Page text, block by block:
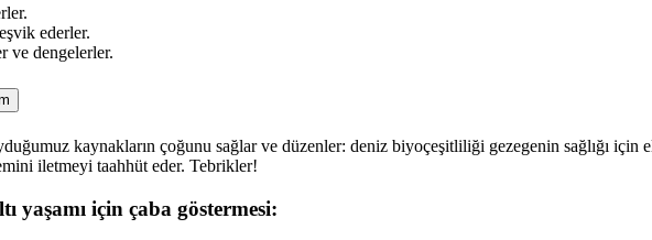
ederler.
ve dengelerler.
kaynakların çoğunu sağlar ve düzenler: deniz biyoçeşitliliği gezegenin sağlığı için
iletmeyi taahhüt eder. Tebrikler!
için çaba göstermesi: